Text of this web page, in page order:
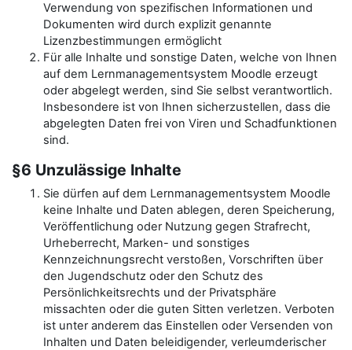
Verwendung von spezifischen Informationen und
Dokumenten wird durch explizit genannte
Lizenzbestimmungen ermöglicht
Für alle Inhalte und sonstige Daten, welche von Ihnen
auf dem Lernmanagementsystem Moodle erzeugt
oder abgelegt werden, sind Sie selbst verantwortlich.
Insbesondere ist von Ihnen sicherzustellen, dass die
abgelegten Daten frei von Viren und Schadfunktionen
sind.
§6 Unzulässige Inhalte
Sie dürfen auf dem Lernmanagementsystem Moodle
keine Inhalte und Daten ablegen, deren Speicherung,
Veröffentlichung oder Nutzung gegen Strafrecht,
Urheberrecht, Marken- und sonstiges
Kennzeichnungsrecht verstoßen, Vorschriften über
den Jugendschutz oder den Schutz des
Persönlichkeitsrechts und der Privatsphäre
missachten oder die guten Sitten verletzen. Verboten
ist unter anderem das Einstellen oder Versenden von
Inhalten und Daten beleidigender, verleumderischer